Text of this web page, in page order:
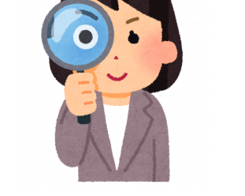
事前に前の店舗の評判や、SNS・Google
をしておくと良いでしょう。
契約内容をよく確認しない
になることがある
居抜き物件は、物件の契約と一緒に設備
最小限の内装リフォームで
ドを上げる
すでに形になっている内装を活かしつつ、
自分の店舗カラーに合った部分だけを変更
リフォームの時間と費用を抑えることがで
壁紙の張り替えや照明の調整だけでも、